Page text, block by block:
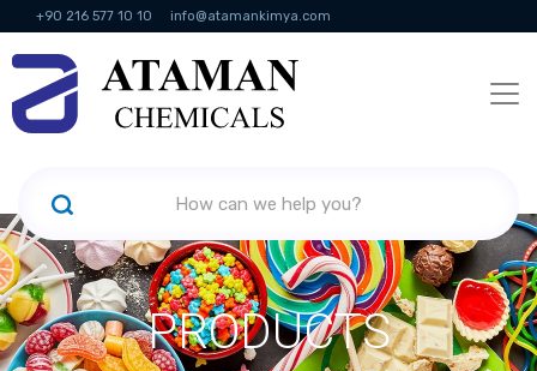
+90 216 577 10 10 info@atamankimya.com
KVKK Politikası Information Society Services
PRODUCTS